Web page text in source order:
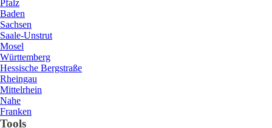
Pfalz
Baden
Sachsen
Saale-Unstrut
Mosel
Württemberg
Hessische Bergstraße
Rheingau
Mittelrhein
Nahe
Franken
Tools